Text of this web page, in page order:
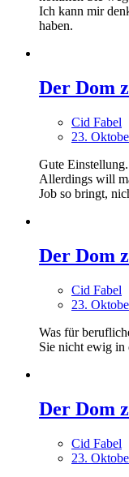
Ich kann mir
haben.
Der Dom
Cid Fabel
23.
Gute Einstellung.
Allerdings will
Job so bringt,
Der Dom
Cid Fabel
23.
Was für
Sie nicht ewig in
Der Dom
Cid Fabel
23.